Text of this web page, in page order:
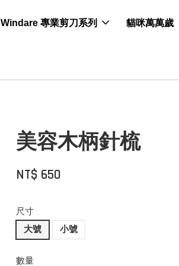
Windare 專業剪刀系列 貓咪萬萬歲
美容木柄針梳
NT$ 650
尺寸
大號
小號
數量